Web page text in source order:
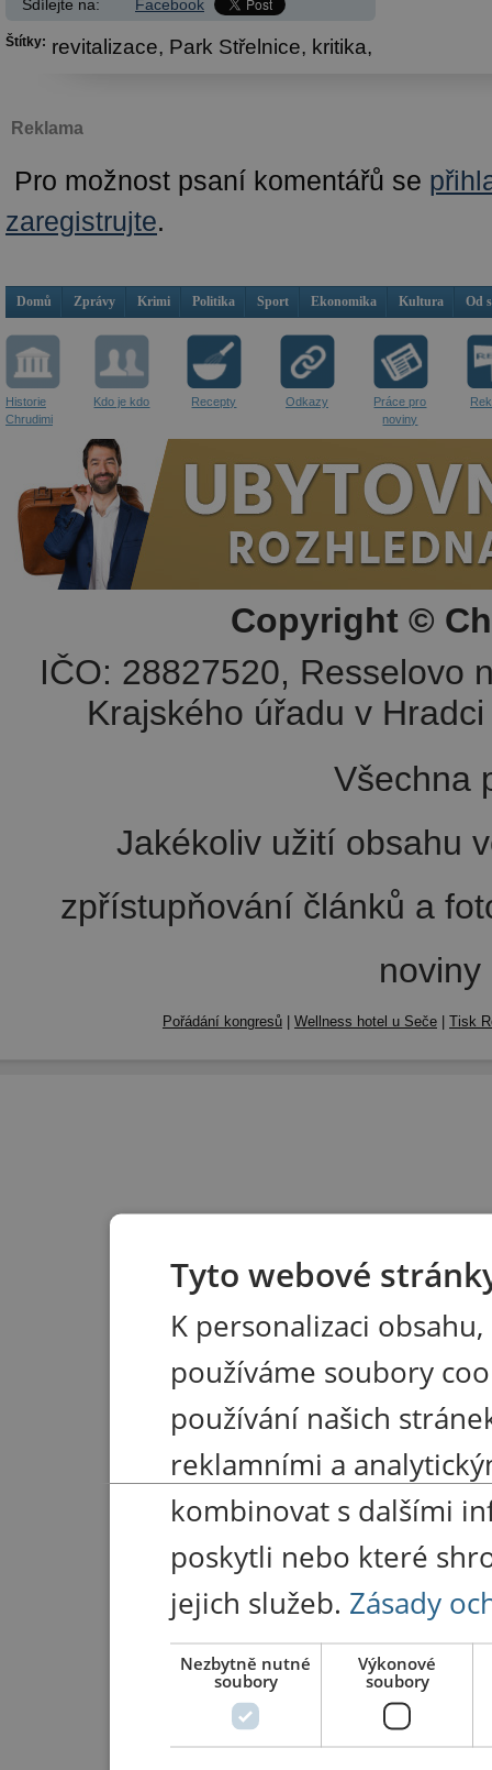
Sdílejte na: Facebook
Štítky: revitalizace, Park Střelnice, kritika,
Reklama
Pro možnost psaní komentářů se
zaregistrujte.
Domů Zprávy Krimi Politika Sport Ekonomika Kultura Od
Historie
Chrudimi
Kdo je kdo Recepty Odkazy
Práce pro
noviny
Copyright ©
IČO: 28827520, Resselovo
Krajského úřadu v
Všechna
Jakékoliv užití obsahu
zpřístupňování článků a
Pořádání kongresů Wellness hotel u Seče Tisk
Tyto webové
K personalizaci
používáme soubory
používání našich
reklamními a
kombinovat s dalšími
poskytli nebo které
jejich služeb. Zásady
Nezbytně nutné
soubory
Výkonové
soubory